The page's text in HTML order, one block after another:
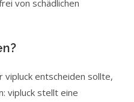
von schädlichen
vipluck entscheiden sollte,
vipluck stellt eine